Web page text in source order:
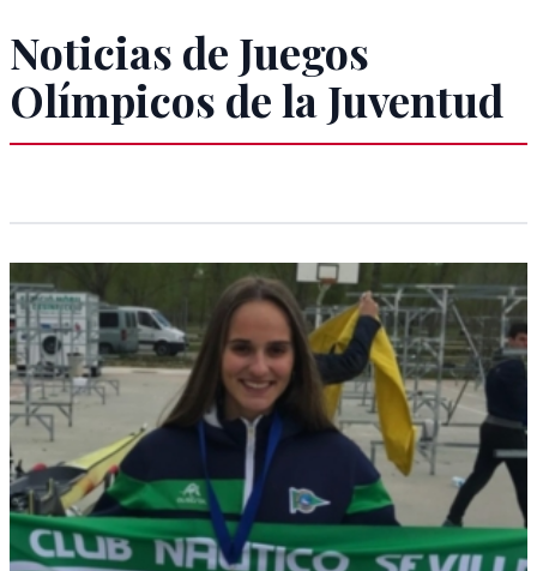
Noticias de Juegos
Olímpicos de la Juventud